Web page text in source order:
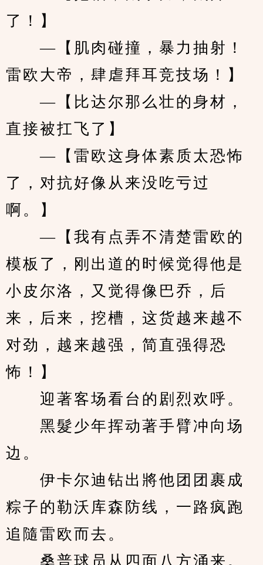
了！】
—【肌肉碰撞，暴力抽射！
雷欧大帝，肆虐拜耳竞技场！】
—【比达尔那么壮的身材，
直接被扛飞了】
—【雷欧这身体素质太恐怖
了，对抗好像从来没吃亏过
啊。】
—【我有点弄不清楚雷欧的
模板了，刚出道的时候觉得他是
小皮尔洛，又觉得像巴乔，后
来，后来，挖槽，这货越来越不
对劲，越来越强，简直强得恐
怖！】
迎著客场看台的剧烈欢呼。
黑髮少年挥动著手臂冲向场
边。
伊卡尔迪钻出將他团团裹成
粽子的勒沃库森防线，一路疯跑
追隨雷欧而去。
桑普球员从四面八方涌来。